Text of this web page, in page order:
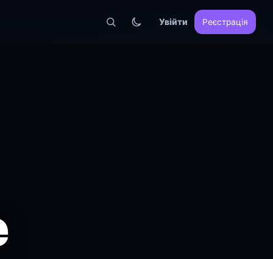
Увійти Реєстрація